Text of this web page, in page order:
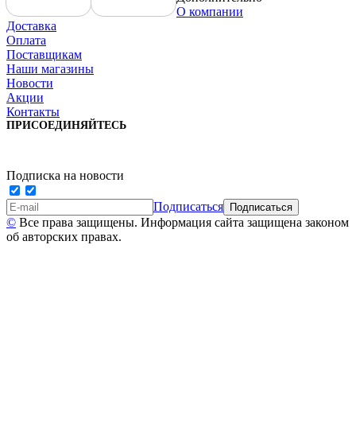
О компании
Доставка
Оплата
Поставщикам
Наши магазины
Новости
Акции
Контакты
ПРИСОЕДИНЯЙТЕСЬ
Подписка на новости
Подписаться
© Все права защищены. Информация сайта защищена законом
об авторских правах.